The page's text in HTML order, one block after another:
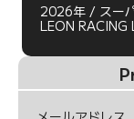
2026年 / スー
LEON RACING